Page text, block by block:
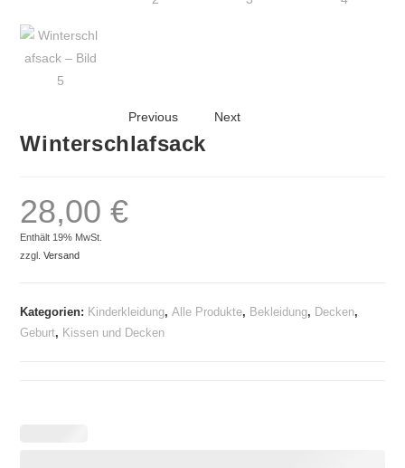
Previous Next
Winterschlafsack
28,00€
Enthält 19% MwSt.
zzgl.Versand
Kategorien: Kinderkleidung,Alle Produkte, Bekleidung, Decken,
Geburt, Kissen und Decken